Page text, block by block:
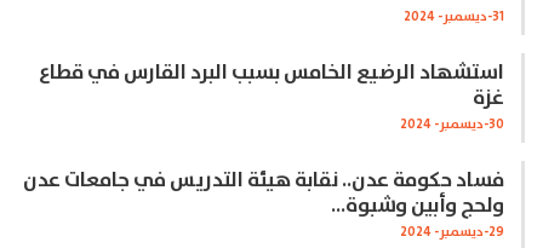
31-ديسمبر- 2024
استشهاد الرضيع الخامس بسبب البرد القارس في قطاع
غزة
30-ديسمبر- 2024
فساد حكومة عدن.. نقابة هيئة التدريس في جامعات عدن
ولحج وأبين وشبوة…
29-ديسمبر- 2024